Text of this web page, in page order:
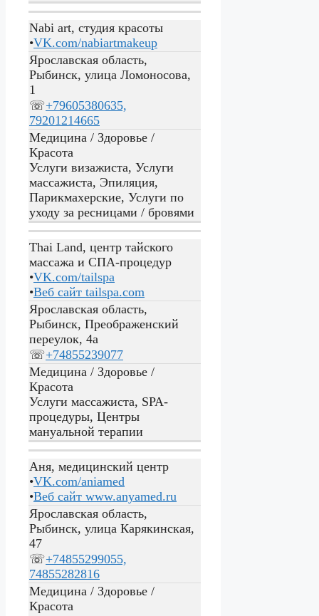
Nabi art, студия красоты
•VK.com/nabiartmakeup
Ярославская область,
Рыбинск, улица Ломоносова,
1
☏+79605380635,
79201214665
Медицина / Здоровье /
Красота
Услуги визажиста, Услуги
массажиста, Эпиляция,
Парикмахерские, Услуги по
уходу за ресницами / бровями
Thai Land, центр тайского
массажа и СПА-процедур
•VK.com/tailspa
•Веб сайт tailspa.com
Ярославская область,
Рыбинск, Преображенский
переулок, 4а
☏+74855239077
Медицина / Здоровье /
Красота
Услуги массажиста, SPA-
процедуры, Центры
мануальной терапии
Аня, медицинский центр
•VK.com/aniamed
•Веб сайт www.anyamed.ru
Ярославская область,
Рыбинск, улица Карякинская,
47
☏+74855299055,
74855282816
Медицина / Здоровье /
Красота